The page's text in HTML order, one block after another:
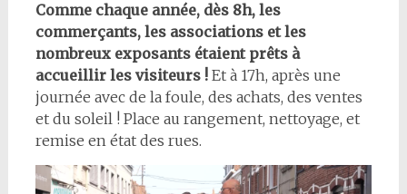
Comme chaque année, dès 8h, les
commerçants, les associations et les
nombreux exposants étaient prêts à
accueillir les visiteurs !Et à 17h, après une
journée avec de la foule, des achats, des ventes
et du soleil ! Place au rangement, nettoyage, et
remise en état des rues.